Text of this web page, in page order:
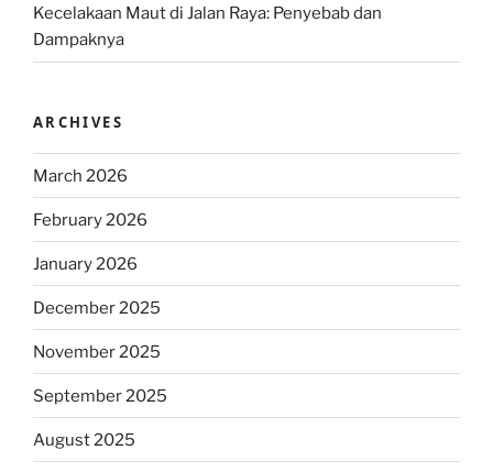
Kecelakaan Maut di Jalan Raya: Penyebab dan
Dampaknya
ARCHIVES
March 2026
February 2026
January 2026
December 2025
November 2025
September 2025
August 2025